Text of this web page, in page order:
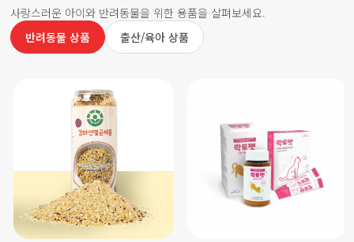
사랑스러운 아이와 반려동물을 위한 용품을 살펴보세요.
반려동물 상품
출산/육아 상품